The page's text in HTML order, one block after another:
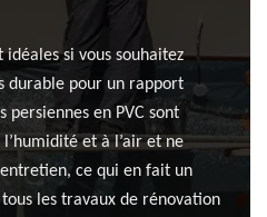
idéales si vous souhaitez
durable pour un rapport
en PVC sont
et à l’air et ne
ce qui en fait un
les travaux de rénovation